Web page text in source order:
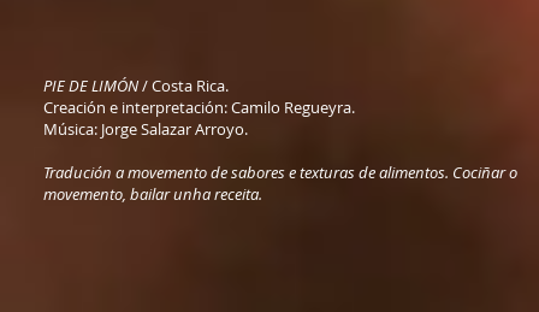
PIE DE LIMÓN/ Costa Rica.
Creación e interpretación: Camilo Regueyra.
Música: Jorge Salazar Arroyo.
Tradución a movemento de sabores e texturas de alimentos. Cociñar o
movemento, bailar unha receita.